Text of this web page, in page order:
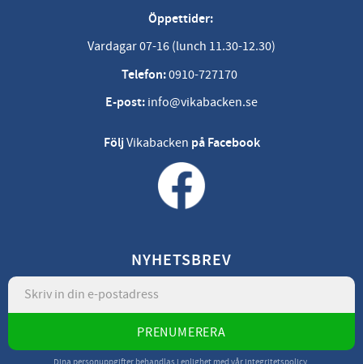
Öppettider:
Vardagar 07-16 (lunch 11.30-12.30)
Telefon:0910-727170
E-post: info@vikabacken.se
FöljVikabacken på Facebook
NYHETSBREV
PRENUMERERA